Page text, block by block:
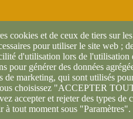
cookies et de ceux de tiers sur
pour utiliser le site web ;
d'utilisation lors de l'utilisation
pour générer des données
de marketing, qui sont utilisés
choisissez "ACCEPTER
accepter et rejeter des types de
à tout moment sous "Paramètres".